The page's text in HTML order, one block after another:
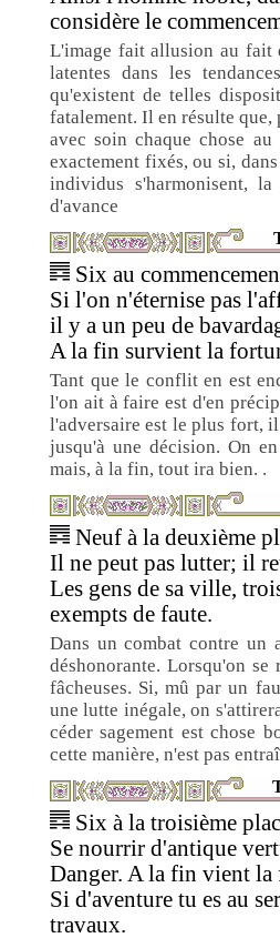
considère le
L'image fait allusion au fait
latentes dans les
qu'existent de telles
fatalement. Il en résulte
avec soin chaque chose
exactement fixés, ou si,
individus s'harmonisent,
d'avance
Six au
Si l'on n'éternise pas
il y a un peu de
A la fin survient la
Tant que le conflit en est
l'on ait à faire est d'en
l'adversaire est le plus fort,
jusqu'à une décision. On
mais, à la fin, tout ira bien. .
Neuf à la deuxième
Il ne peut pas lutter; il
Les gens de sa ville,
exempts de faute.
Dans un combat contre un
déshonorante. Lorsqu'on
fâcheuses. Si, mû par un
une lutte inégale, on
céder sagement est chose
cette manière, n'est pas
Six à la troisième
Se nourrir d'antique
Danger. A la fin vient la
Si d'aventure tu es au
travaux.